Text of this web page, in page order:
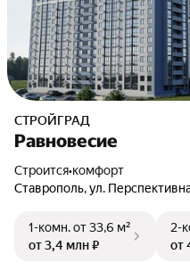
СТРОЙГРАД
Равновесие
Строится•комфорт
Ставрополь,ул.
1-комн.от 33,6 м²
от 3,4 млн ₽
2-
от